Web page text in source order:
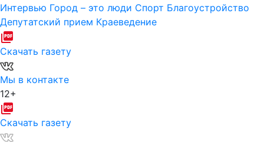
Интервью Город – это люди Спорт Благоустройство
Депутатский прием Краеведение
Скачать газету
Мы в контакте
12+
Скачать газету